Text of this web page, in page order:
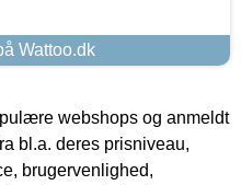
Wattoo.dk
webshops og anmeldt
bl.a. deres prisniveau,
brugervenlighed,